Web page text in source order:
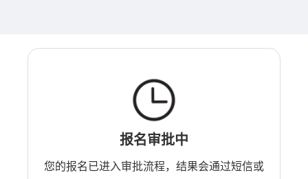
报名审批中
您的报名已进入审批流程，结果会通过短信或